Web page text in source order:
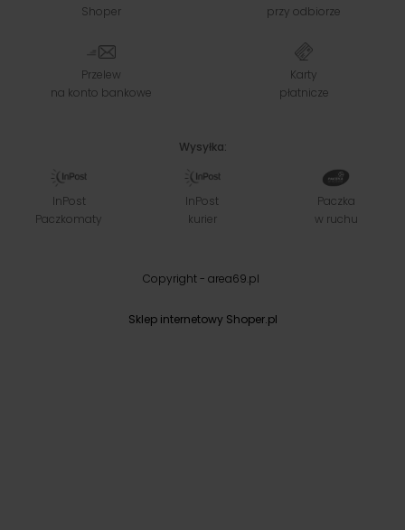
Shoper
przy odbiorze
Przelew
na konto bankowe
Karty
płatnicze
Wysyłka:
InPost
Paczkomaty
InPost
kurier
Paczka
w ruchu
Copyright - area69.pl
Sklep internetowy Shoper.pl